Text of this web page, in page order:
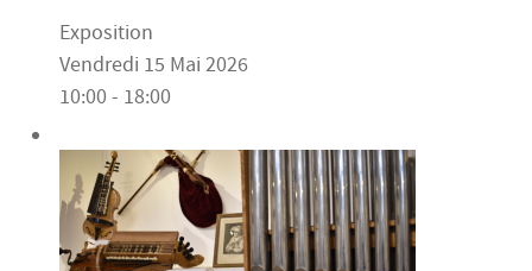
Exposition
Vendredi 15 Mai 2026
10:00 - 18:00